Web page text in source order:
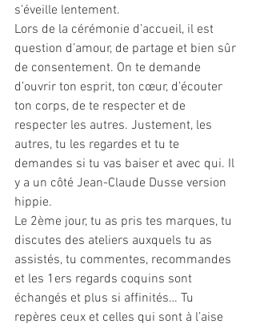
s’éveille lentement.
Lors de la cérémonie d’accueil, il est
question d’amour, de partage et bien sûr
de consentement. On te demande
d’ouvrir ton esprit, ton cœur, d’écouter
ton corps, de te respecter et de
respecter les autres. Justement, les
autres, tu les regardes et tu te
demandes si tu vas baiser et avec qui. Il
y a un côté Jean-Claude Dusse version
hippie.
Le 2ème jour, tu as pris tes marques, tu
discutes des ateliers auxquels tu as
assistés, tu commentes, recommandes
et les 1ers regards coquins sont
échangés et plus si affinités… Tu
repères ceux et celles qui sont à l’aise